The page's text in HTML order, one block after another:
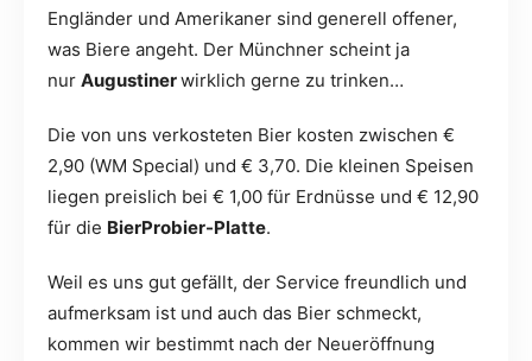
Engländer und Amerikaner sind generell offener,
was Biere angeht. Der Münchner scheint ja
nur Augustinerwirklich gerne zu trinken…
Die von uns verkosteten Bier kosten zwischen €
2,90 (WM Special) und € 3,70. Die kleinen Speisen
liegen preislich bei € 1,00 für Erdnüsse und € 12,90
für die BierProbier-Platte.
Weil es uns gut gefällt, der Service freundlich und
aufmerksam ist und auch das Bier schmeckt,
kommen wir bestimmt nach der Neueröffnung